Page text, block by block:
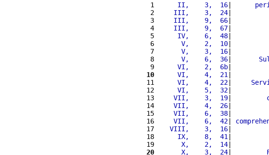
1
     II,    3,  16
|
2
    III,    3,  24
3
    III,    9,  66
4
    III,    9,  67
|
5
     IV,    6,  48
6
      V,    2,  10
7
      V,    3,  16
|
8
      V,    6,  36
|
9
     VI,    2,  6b
|
10
     VI,    4,  21
|
11
     VI,    4,  22
|
12
     VI,    5,  32
13
    VII,    3,  19
|
14
    VII,    4,  26
15
    VII,    6,  38
16
    VII,    6,  42
|
17
   VIII,    3,  16
18
     IX,    8,  41
19
      X,    2,  14
20
      X,    3,  24
|